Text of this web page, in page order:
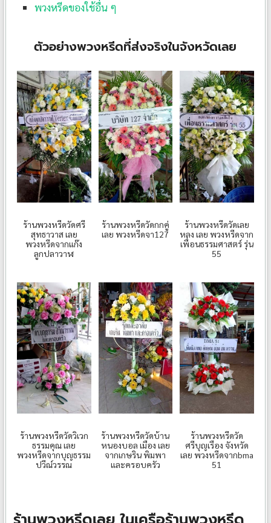
พวงหรีดของใช้อื่น ๆ
ตัวอย่างพวงหรีดที่ส่งจริงในจังหวัดเลย
ร้านพวงหรีดวัดศรี
สุทธาวาส เลย
พวงหรีดจากแก๊ง
ลูกปลาวาฬ
ร้านพวงหรีดวัดกกคู่
เลย พวงหรีดจา127
ร้านพวงหรีดวัดเลย
หลง เลย พวงหรีดจาก
เพื่อนธรรมศาสตร์ รุ่น
55
ร้านพวงหรีดวัดวิเวก
ธรรมคุณ เลย
พวงหรีดจากบุญธรรม
ปวีณ์วรรณ
ร้านพวงหรีดวัดบ้าน
หนองบอล เมือง เลย
จากเกษริน พิมพา
และครอบครัว
ร้านพวงหรีดวัด
ศรีบุญเรือง จังหวัด
เลย พวงหรีดจากbma
51